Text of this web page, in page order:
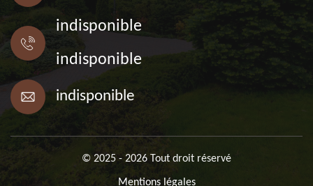
indisponible
indisponible
indisponible
© 2025 - 2026 Tout droit réservé
Mentions légales